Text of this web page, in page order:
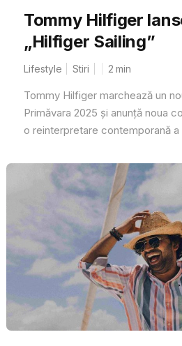
Tommy Hilfiger
„Hilfiger Sailing”
Lifestyle Stiri 2 min
Tommy Hilfiger marchează un
Primăvara 2025 și anunță noua
o reinterpretare contemporană a